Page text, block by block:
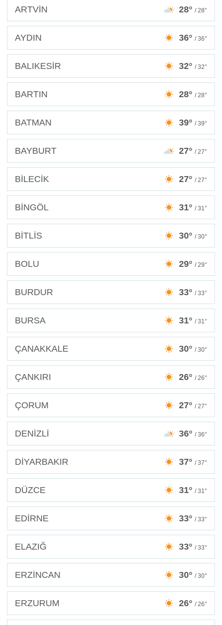
ARTVİN 28° / 28°
AYDIN 36° / 36°
BALIKESİR 32° / 32°
BARTIN 28° / 28°
BATMAN 39° / 39°
BAYBURT 27° / 27°
BİLECİK 27° / 27°
BİNGÖL 31° / 31°
BİTLİS 30° / 30°
BOLU 29° / 29°
BURDUR 33° / 33°
BURSA 31° / 31°
ÇANAKKALE 30° / 30°
ÇANKIRI 26° / 26°
ÇORUM 27° / 27°
DENİZLİ 36° / 36°
DİYARBAKIR 37° / 37°
DÜZCE 31° / 31°
EDİRNE 33° / 33°
ELAZIĞ 33° / 33°
ERZİNCAN 30° / 30°
ERZURUM 26° / 26°